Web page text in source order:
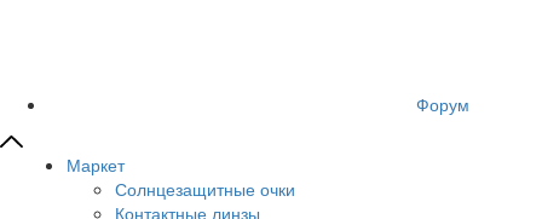
Форум
Маркет
Солнцезащитные очки
Контактные линзы